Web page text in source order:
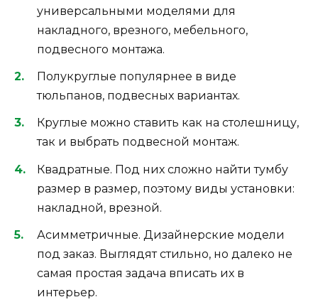
универсальными моделями для
накладного, врезного, мебельного,
подвесного монтажа.
Полукруглые популярнее в виде
тюльпанов, подвесных вариантах.
Круглые можно ставить как на столешницу,
так и выбрать подвесной монтаж.
Квадратные. Под них сложно найти тумбу
размер в размер, поэтому виды установки:
накладной, врезной.
Асимметричные. Дизайнерские модели
под заказ. Выглядят стильно, но далеко не
самая простая задача вписать их в
интерьер.